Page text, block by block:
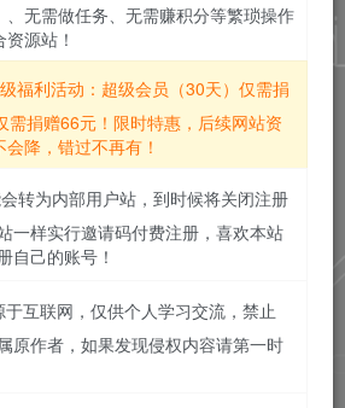
无需做任务、无需赚积分等繁琐操作
源站！
福利活动：超级会员（30天）仅需捐
需捐赠66元！限时特惠，后续网站资
降，错过不再有！
转为内部用户站，到时候将关闭注册
一样实行邀请码付费注册，喜欢本站
自己的账号！
互联网，仅供个人学习交流，禁止
原作者，如果发现侵权内容请第一时